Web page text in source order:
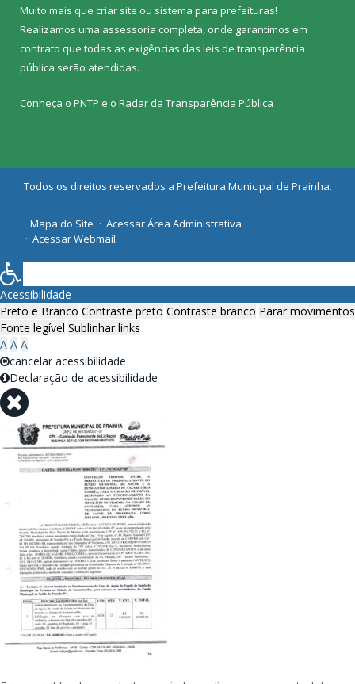
Muito mais que criar site ou sistema para prefeituras!
Realizamos uma assessoria completa, onde garantimos em
contrato que todas as exigências das leis de transparência
pública serão atendidas.
Conheça o PNTP e o Radar da Transparência Pública
Todos os direitos reservados a Prefeitura Municipal de Prainha.
Mapa do Site
Acessar Área Administrativa
Acessar Webmail
Acessibilidade
Preto e Branco Contraste preto Contraste branco Parar movimentos
Fonte legível Sublinhar links
A A A
cancelar acessibilidade
Declaração de acessibilidade